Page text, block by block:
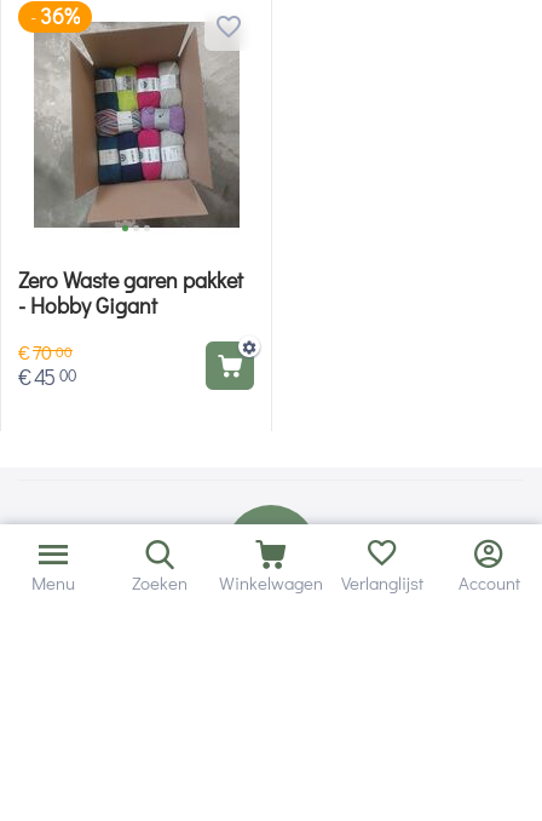
-36%
Zero Waste garen pakket
- Hobby Gigant
€7000
€45 00
Menu Zoeken Winkelwagen Verlanglijst Account